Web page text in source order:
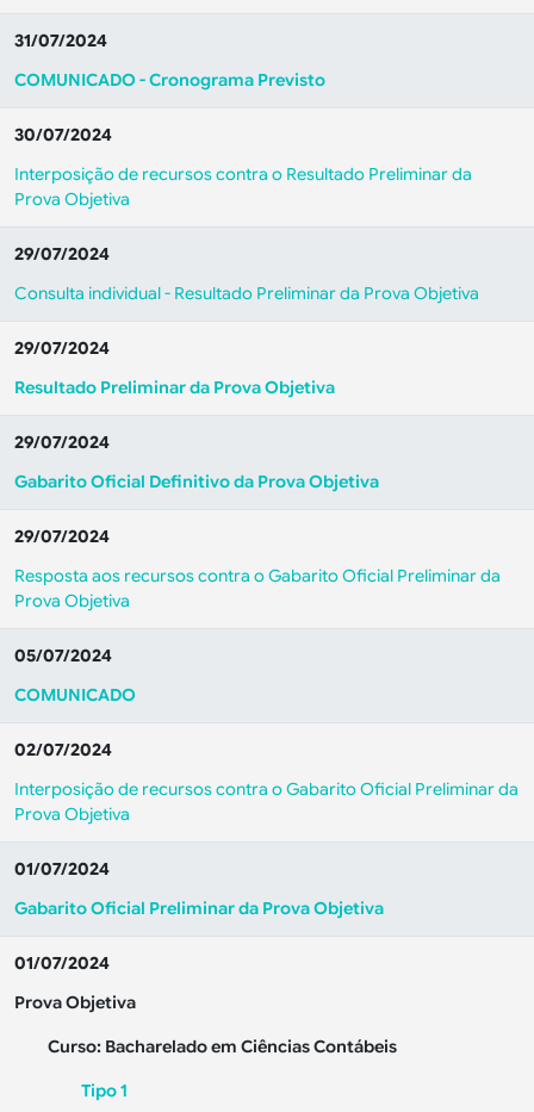
31/07/2024
COMUNICADO - Cronograma Previsto
30/07/2024
Interposição de recursos contra o Resultado Preliminar da
Prova Objetiva
29/07/2024
Consulta individual - Resultado Preliminar da Prova Objetiva
29/07/2024
Resultado Preliminar da Prova Objetiva
29/07/2024
Gabarito Oficial Definitivo da Prova Objetiva
29/07/2024
Resposta aos recursos contra o Gabarito Oficial Preliminar da
Prova Objetiva
05/07/2024
COMUNICADO
02/07/2024
Interposição de recursos contra o Gabarito Oficial Preliminar da
Prova Objetiva
01/07/2024
Gabarito Oficial Preliminar da Prova Objetiva
01/07/2024
Prova Objetiva
Curso: Bacharelado em Ciências Contábeis
Tipo 1